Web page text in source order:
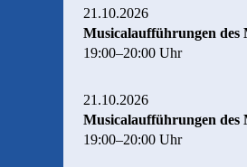
21.10.2026
Musicalaufführungen des
19:00–20:00 Uhr
21.10.2026
Musicalaufführungen des
19:00–20:00 Uhr